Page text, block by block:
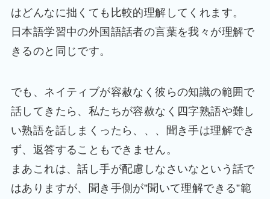
はどんなに拙くても比較的理解してくれます。
日本語学習中の外国語話者の言葉を我々が理解で
きるのと同じです。
でも、ネイティブが容赦なく彼らの知識の範囲で
話してきたら、私たちが容赦なく四字熟語や難し
い熟語を話しまくったら、、、聞き手は理解でき
ず、返答することもできません。
まあこれは、話し手が配慮しなさいなという話で
はありますが、聞き手側が”聞いて理解できる”範